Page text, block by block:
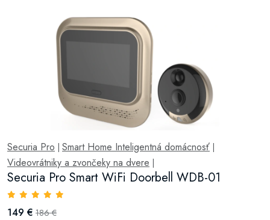
Securia Pro Smart Home Inteligentná domácnosť
Videovrátniky a zvončeky na dvere
Securia Pro Smart WiFi Doorbell WDB-01
149 € 186 €